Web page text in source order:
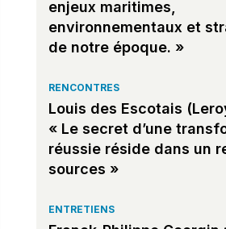
enjeux maritimes,
environnementaux et
de notre époque. »
RENCONTRES
Louis des Escotais
« Le secret d’une
réussie réside dans un
sources »
ENTRETIENS